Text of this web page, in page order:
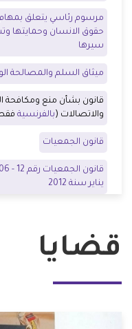
مرسوم رئاسي يتعلق بمهام
حقوق الانسان وحمايتها
سيرها
ميثاق السلم والمصالحة
قانون بشأن منع ومكافحة
والاتصالات (بالفرنسية
قانون الجمعيات
يناير سنة 2012
قضايا